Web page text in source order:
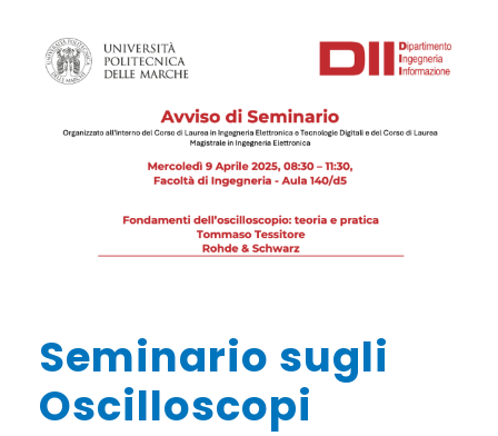
Seminario sugli
Oscilloscopi